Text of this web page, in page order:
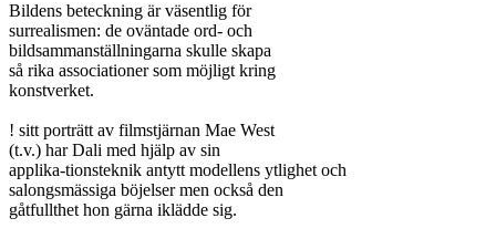
Bildens beteckning är väsentlig för
surrealismen: de oväntade ord- och
bildsammanställningarna skulle skapa
så rika associationer som möjligt kring
konstverket.
! sitt porträtt av filmstjärnan Mae West
(t.v.) har Dali med hjälp av sin
applika-tionsteknik antytt modellens ytlighet och
salongsmässiga böjelser men också den
gåtfullthet hon gärna iklädde sig.